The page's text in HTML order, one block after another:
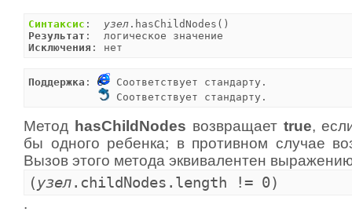
Синтаксис : узел
Результат
Исключения : нет
Поддержка :
Соответствует стандарту.
Соответствует стандарту.
Метод hasChildNodes возвращает true,
бы одного ребенка; в противном случае
Вызов этого метода эквивалентен
(узел.childNodes.length != 0)
.